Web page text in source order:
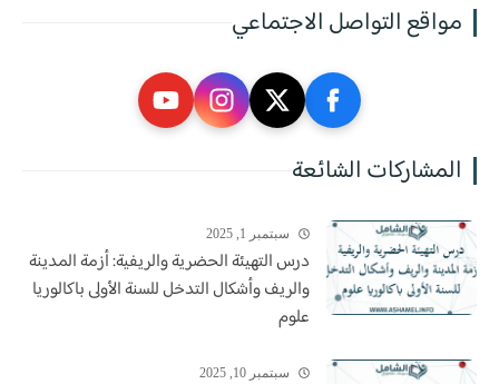
مواقع التواصل الاجتماعي
المشاركات الشائعة
سبتمبر 1, 2025
درس التهيئة الحضرية والريفية: أزمة المدينة
والريف وأشكال التدخل للسنة الأولى باكالوريا
علوم
سبتمبر 10, 2025